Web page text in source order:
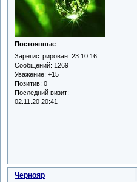
Постоянные
Зарегистрирован: 23.10.16
Сообщений: 1269
Уважение: +15
Позитив: 0
Последний визит:
02.11.20 20:41
Чернояр